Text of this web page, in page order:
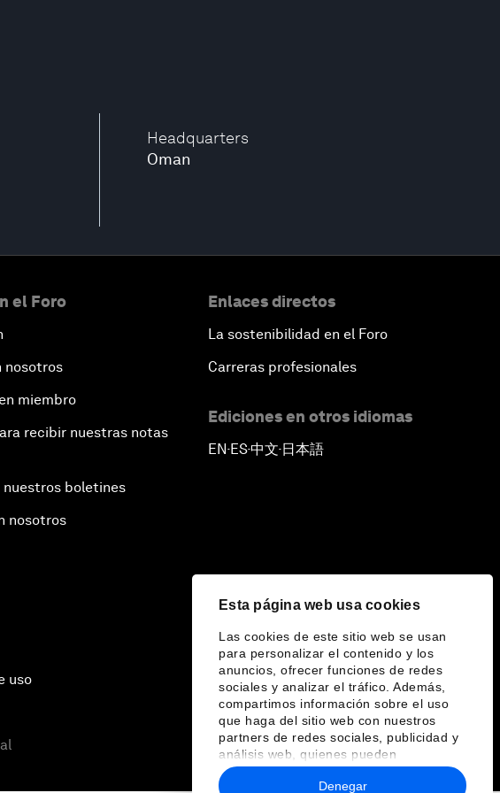
Esta página web usa cookies
Las cookies de este sitio web se usan
para personalizar el contenido y los
anuncios, ofrecer funciones de redes
sociales y analizar el tráfico. Además,
compartimos información sobre el uso
que haga del sitio web con nuestros
partners de redes sociales, publicidad y
análisis web, quienes pueden
combinarla con otra información que les
haya proporcionado o que hayan
Denegar
Headquarters
Oman
el Foro
nosotros
miembro
recibir nuestras notas
nuestros boletines
nosotros
Enlaces directos
La sostenibilidad en el Foro
Carreras profesionales
Ediciones en otros idiomas
EN▪ES▪中文▪ 日本語
uso